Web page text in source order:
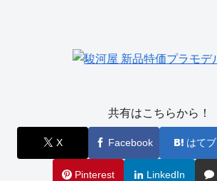
共有はこちらから！
X Facebook はてブ
Pinterest LinkedIn